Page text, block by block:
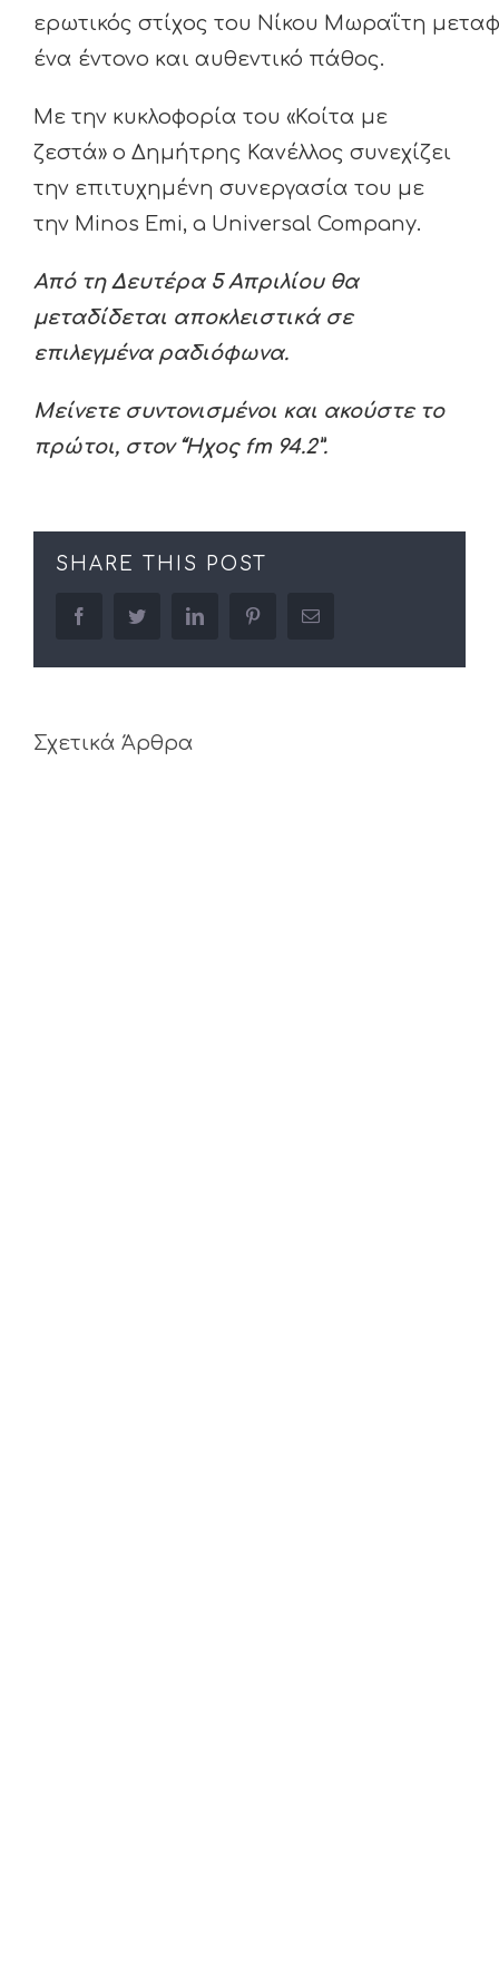
ερωτικός στίχος του Νίκου Μωραΐτη
ένα έντονο και αυθεντικό πάθος.
Με την κυκλοφορία του «Κοίτα με
ζεστά» ο Δημήτρης Κανέλλος συνεχίζει
την επιτυχημένη συνεργασία του με
την Minos Emi, a Universal Company.
Από τη Δευτέρα 5 Απριλίου θα
μεταδίδεται αποκλειστικά σε
επιλεγμένα ραδιόφωνα.
Μείνετε συντονισμένοι και ακούστε το
πρώτοι, στον “Ήχος fm 94.2”.
SHARE THIS POST
facebooktwitter linkedin pinterestEmail
Σχετικά Άρθρα